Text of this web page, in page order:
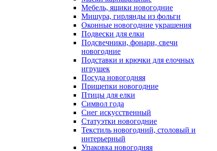
Мебель, ящики новогодние
Мишура, гирлянды из фольги
Оконные новогодние украшения
Подвески для елки
Подсвечники, фонари, свечи
новогодние
Подставки и крючки для елочных
игрушек
Посуда новогодняя
Прищепки новогодние
Птицы для елки
Символ года
Снег искусственный
Статуэтки новогодние
Текстиль новогодний, столовый и
интерьерный
Упаковка новогодняя